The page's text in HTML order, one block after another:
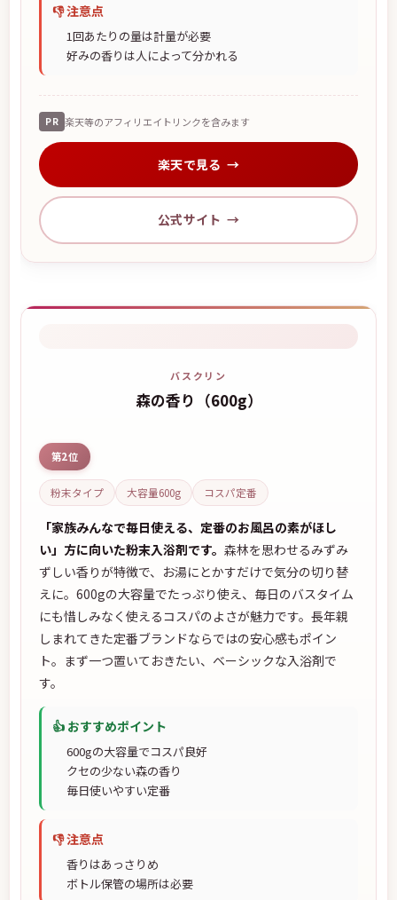
👎 注意点
1回あたりの量は計量が必要
好みの香りは人によって分かれる
PR 楽天等のアフィリエイトリンクを含みます
楽天で見る
公式サイト
バスクリン
森の香り（600g）
第2位
粉末タイプ 大容量600g コスパ定番
「家族みんなで毎日使える、定番のお風呂の素がほし
い」方に向いた粉末入浴剤です。 森林を思わせるみずみ
ずしい香りが特徴で、お湯にとかすだけで気分の切り替
えに。600gの大容量でたっぷり使え、毎日のバスタイム
にも惜しみなく使えるコスパのよさが魅力です。長年親
しまれてきた定番ブランドならではの安心感もポイン
ト。まず一つ置いておきたい、ベーシックな入浴剤で
す。
👍 おすすめポイント
600gの大容量でコスパ良好
クセの少ない森の香り
毎日使いやすい定番
👎 注意点
香りはあっさりめ
ボトル保管の場所は必要